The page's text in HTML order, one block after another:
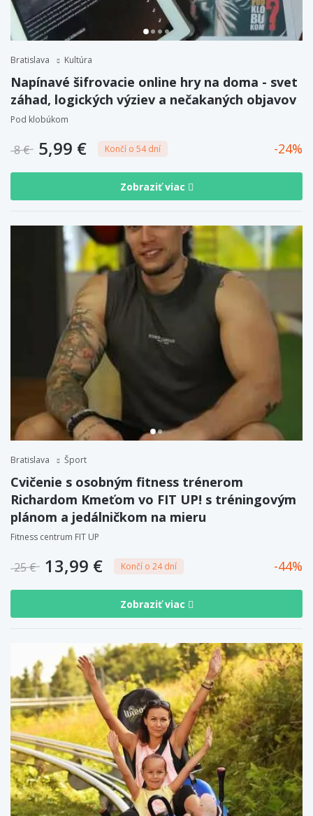
Bratislava Kultúra
Napínavé šifrovacie online hry na doma - svet
záhad, logických výziev a nečakaných objavov
Pod klobúkom
8 € 5,99 € Končí o 54 dní 24
Zobraziť viac
Bratislava Šport
Cvičenie s osobným fitness trénerom
Richardom Kmeťom vo FIT UP! s tréningovým
plánom a jedálničkom na mieru
Fitness centrum FIT UP
25 € 13,99 € Končí o 24 dní 44
Zobraziť viac